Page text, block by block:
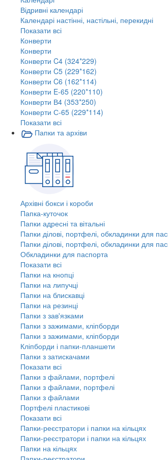
Відривні календарі
Календарі настінні, настільні, перекидні
Показати всі
Конверти
Конверти
Конверти C4 (324*229)
Конверти C5 (229*162)
Конверти C6 (162*114)
Конверти E-65 (220*110)
Конверти В4 (353*250)
Конверти С-65 (229*114)
Показати всі
Папки та архіви
Архівні бокси і короби
Папка-куточок
Папки адресні та вітальні
Папки ділові, портфелі, обкладинки для
Папки ділові, портфелі, обкладинки для
Обкладинки для паспорта
Показати всі
Папки на кнопці
Папки на липучці
Папки на блискавці
Папки на резинці
Папки з зав'язками
Папки з зажимами, кліпборди
Папки з зажимами, кліпборди
Кліпборди і папки-планшети
Папки з затискачами
Показати всі
Папки з файлами, портфелі
Папки з файлами, портфелі
Папки з файлами
Портфелі пластикові
Показати всі
Папки-реєстратори і папки на кільцях
Папки-реєстратори і папки на кільцях
Папки на кільцях